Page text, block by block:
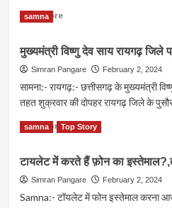
किया
ओपी
चौधरी
करें
Read MoreRead
तुरंगा
आश्रम
अतिथि
शाला
भवन
का
ने
शिलान्यास
samna
मुख्यमंत्री विष्णु देव साय रायगढ़ जिले
Simran Pangare February 2, 2024
सामना:- रायगढ़:- छत्तीसगढ़ के मुख्यमंत्री
तहत शुक्रवार की दोपहर रायगढ़ जिले के
Read MoreRead
more
मुख्यमंत्री
विष्णु
देव
साय
samna Top Story
टायलेट में करते हैं फ़ोन का
Simran Pangare February 2, 2024
Samna:- टॉयलेट में फोन इस्तेमाल करना